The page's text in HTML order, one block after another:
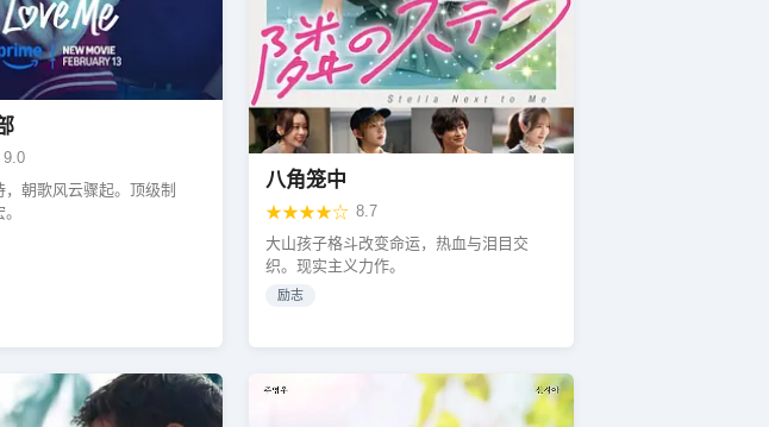
9.0
，朝歌风云骤起。顶级制
八角笼中
★★★★☆ 8.7
大山孩子格斗改变命运，热血与泪目交
织。现实主义力作。
励志